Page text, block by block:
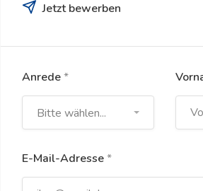
Jetzt bewerben
Anrede*
Bitte wählen...
E-Mail-Adresse*